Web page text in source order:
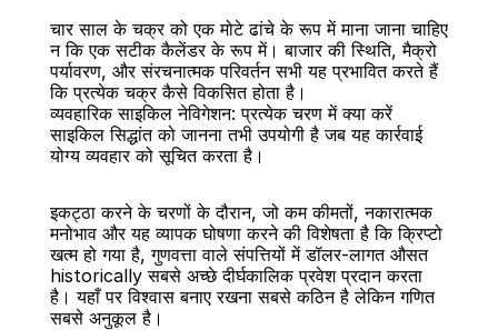
चार साल के चक्र को एक मोटे ढांचे के रूप में माना जाना चाहिए
न कि एक सटीक कैलेंडर के रूप में। बाजार की स्थिति, मैक्रो
पर्यावरण, और संरचनात्मक परिवर्तन सभी यह प्रभावित करते हैं
कि प्रत्येक चक्र कैसे विकसित होता है।
व्यवहारिक साइकिल नेविगेशन: प्रत्येक चरण में क्या करें
साइकिल सिद्धांत को जानना तभी उपयोगी है जब यह कार्रवाई
योग्य व्यवहार को सूचित करता है।
इकट्ठा करने के चरणों के दौरान, जो कम कीमतों, नकारात्मक
मनोभाव और यह व्यापक घोषणा करने की विशेषता है कि क्रिप्टो
खत्म हो गया है, गुणवत्ता वाले संपत्तियों में डॉलर-लागत औसत
historically सबसे अच्छे दीर्घकालिक प्रवेश प्रदान करता
है। यहाँ पर विश्वास बनाए रखना सबसे कठिन है लेकिन गणित
सबसे अनुकूल है।